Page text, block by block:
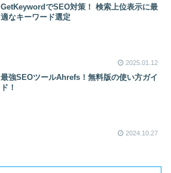
GetKeywordでSEO対策！ 検索上位表示に最
適なキーワード選定
2025.01.12
最強SEOツールAhrefs！無料版の使い方ガイ
ド！
2024.10.27